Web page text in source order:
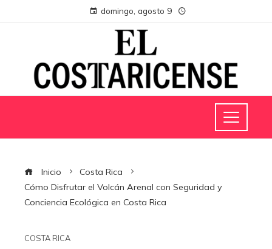
domingo, agosto 9
Inicio
Costa Rica
Cómo Disfrutar el Volcán Arenal con Seguridad y
Conciencia Ecológica en Costa Rica
COSTA RICA